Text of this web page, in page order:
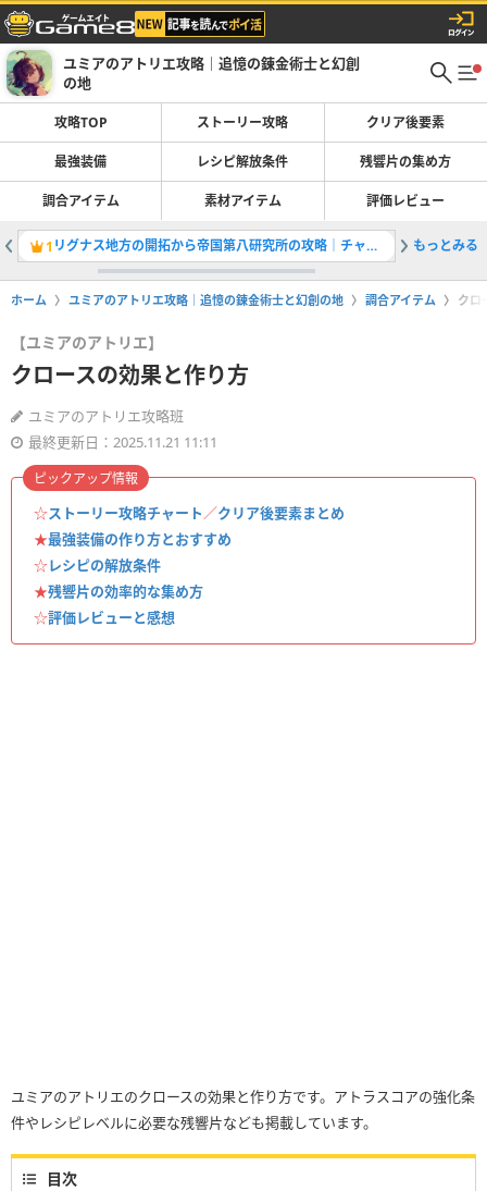
ユミアのアトリエ攻略｜追憶の錬金術士と幻創
の地
攻略TOP ストーリー攻略 クリア後要素
最強装備 レシピ解放条件 残響片の集め方
調合アイテム 素材アイテム 評価レビュー
1 リグナス地方の開拓から帝国第八研究所の攻略｜チャート2 2アルバ
もっとみる
ホーム ユミアのアトリエ攻略｜追憶の錬金術士と幻創の地 調合アイテム クロ
【ユミアのアトリエ】
クロースの効果と作り方
ユミアのアトリエ攻略班
最終更新日：2025.11.21 11:11
☆ストーリー攻略チャート／クリア後要素まとめ
★最強装備の作り方とおすすめ
☆レシピの解放条件
★残響片の効率的な集め方
☆評価レビューと感想
ピックアップ情報
ユミアのアトリエのクロースの効果と作り方です。アトラスコアの強化条
件やレシピレベルに必要な残響片なども掲載しています。
目次